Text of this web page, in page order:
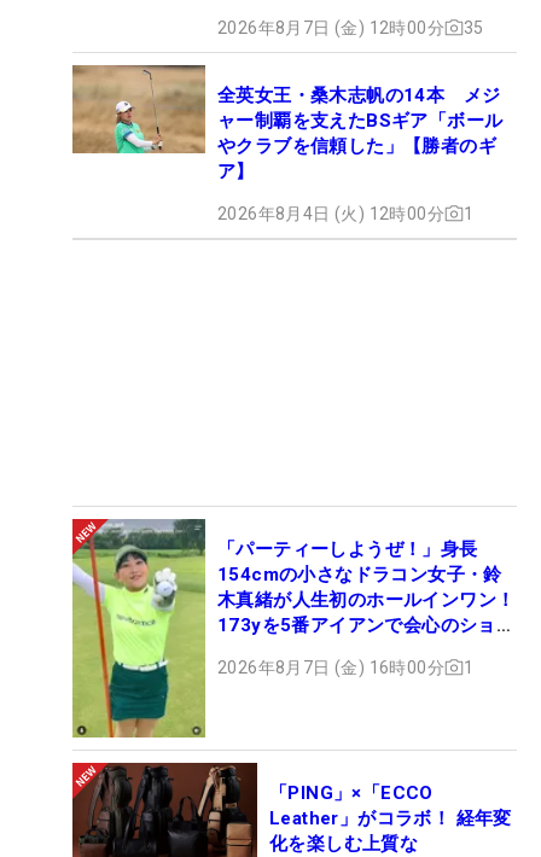
2026年8月7日 (金) 12時00分 35
全英女王・桑木志帆の14本 メジ
ャー制覇を支えたBSギア「ボール
やクラブを信頼した」【勝者のギ
ア】
2026年8月4日 (火) 12時00分 1
「パーティーしようぜ！」身長
154cmの小さなドラコン女子・鈴
木真緒が人生初のホールインワン！
173yを5番アイアンで会心のショッ
2026年8月7日 (金) 16時00分 1
「PING」×「ECCO
Leather」がコラボ！ 経年変
化を楽しむ上質な